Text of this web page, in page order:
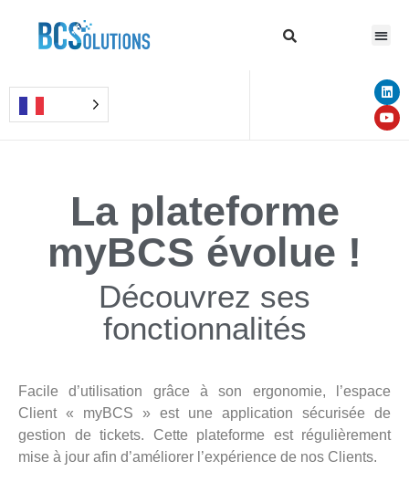
La plateforme
myBCS évolue !
Découvrez ses
fonctionnalités
Facile d’utilisation grâce à son ergonomie, l’espace
Client « myBCS » est une application sécurisée de
gestion de tickets. Cette plateforme est régulièrement
mise à jour afin d’améliorer l’expérience de nos Clients.